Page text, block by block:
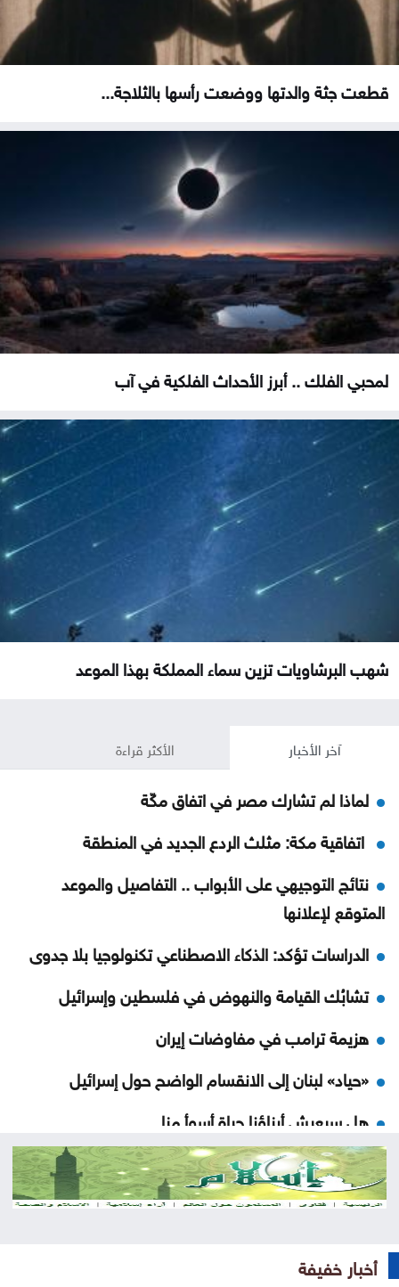
قطعت جثة والدتها ووضعت رأسها بالثلاجة...
لمحبي الفلك .. أبرز الأحداث الفلكية في آب
شهب البرشاويات تزين سماء المملكة بهذا الموعد
آخر الأخبار الأكثر قراءة
لماذا لم تشارك مصر في اتفاق مكّة
اتفاقية مكة: مثلث الردع الجديد في المنطقة
نتائج التوجيهي على الأبواب .. التفاصيل والموعد
المتوقع لإعلانها
الدراسات تؤكد: الذكاء الاصطناعي تكنولوجيا بلا جدوى
تشابُك القيامة والنهوض في فلسطين وإسرائيل
هزيمة ترامب في مفاوضات إيران
«حياد» لبنان إلى الانقسام الواضح حول إسرائيل
هل سيعيش أبناؤنا حياة أسوأ منا
مات قبل تخرجه بشهر .. فيديو مؤثر لأم تتسلم شهادة
ابنها الراحل
.. ماذا عن الأردن؟
أخبار خفيفة